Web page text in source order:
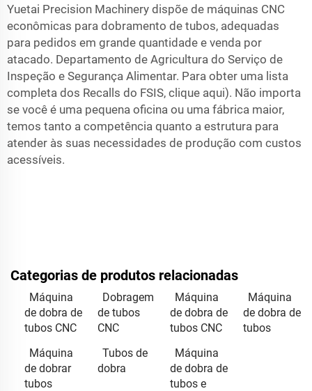
Yuetai Precision Machinery dispõe de máquinas CNC
econômicas para dobramento de tubos, adequadas
para pedidos em grande quantidade e venda por
atacado. Departamento de Agricultura do Serviço de
Inspeção e Segurança Alimentar. Para obter uma lista
completa dos Recalls do FSIS, clique aqui). Não importa
se você é uma pequena oficina ou uma fábrica maior,
temos tanto a competência quanto a estrutura para
atender às suas necessidades de produção com custos
acessíveis.
Categorias de produtos relacionadas
Máquina
de dobra de
tubos CNC
Dobragem
de tubos
CNC
Máquina
de dobra de
tubos CNC
Máquina
de dobra de
tubos
Máquina
de dobrar
tubos
Tubos de
dobra
Máquina
de dobra de
tubos e